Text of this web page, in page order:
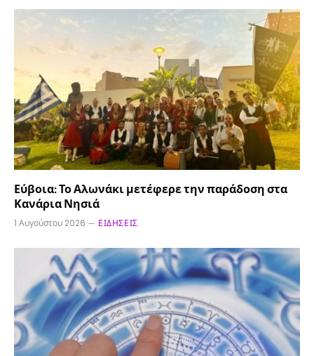
Εύβοια: Το Αλωνάκι μετέφερε την παράδοση στα
Κανάρια Νησιά
1 Αυγούστου 2026 ΕΙΔΉΣΕΙΣ